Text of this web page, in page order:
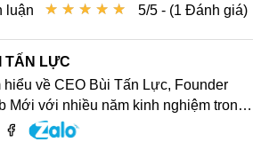
★ ★ ★ ★ ★
★ ★ ★ ★ ★ 5/5 - (1 Đánh giá)
luận
TẤN LỰC
hiểu về CEO Bùi Tấn Lực, Founder
Mới với nhiều năm kinh nghiệm trong
vực phát triển website, SEO và chia sẻ